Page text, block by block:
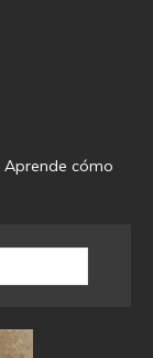
Aprende cómo